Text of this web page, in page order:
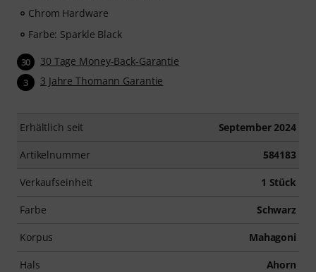
Chrom Hardware
Farbe: Sparkle Black
30 30 Tage Money-Back-Garantie
3 3 Jahre Thomann Garantie
Erhältlich seit September 2024
Artikelnummer 584183
Verkaufseinheit 1 Stück
Farbe Schwarz
Korpus Mahagoni
Hals Ahorn